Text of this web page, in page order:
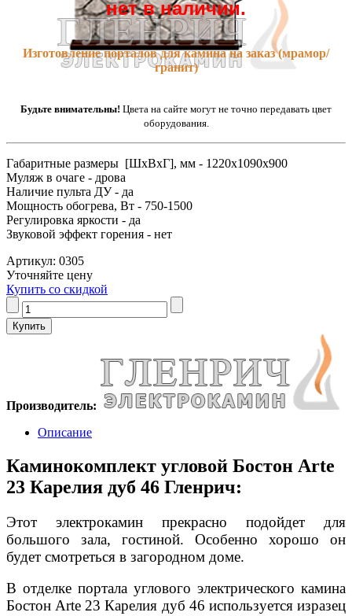
нет в наличии.
Изготовление порталов для камина на заказ (мрамор/
гранит)
Будьте внимательны! Цвета на сайте могут не точно передавать цвет
оборудования.
Габаритные размеры [ШxВxГ], мм - 1220x1090x900
Муляж в очаге - дрова
Наличие пульта ДУ - да
Мощность обогрева, Вт - 750-1500
Регулировка яркости - да
Звуковой эффект горения - нет
Артикул: 0305
Уточняйте цену
Купить со скидкой
Производитель:
Описание
Каминокомплект угловой Бостон Arte
23 Карелия дуб 46 Гленрич:
Этот электрокамин прекрасно подойдет для
большого зала, гостиной. Особенно хорошо он
будет смотреться в загородном доме.
В отделке портала углового электрического камина
Бостон Arte 23 Карелия дуб 46 используется изразец